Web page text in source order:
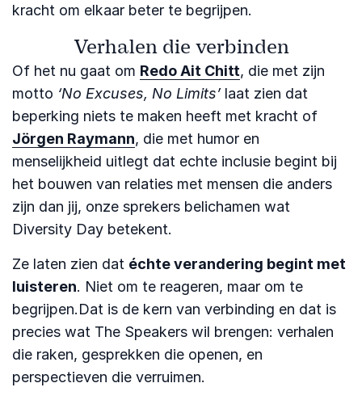
kracht om elkaar beter te begrijpen.
Verhalen die verbinden
Of het nu gaat om Redo Ait Chitt, die met zijn
motto ‘No Excuses, No Limits’laat zien dat
beperking niets te maken heeft met kracht of
Jörgen Raymann, die met humor en
menselijkheid uitlegt dat echte inclusie begint bij
het bouwen van relaties met mensen die anders
zijn dan jij, onze sprekers belichamen wat
Diversity Day betekent.
Ze laten zien dat échte verandering begint met
luisteren. Niet om te reageren, maar om te
begrijpen.Dat is de kern van verbinding en dat is
precies wat The Speakers wil brengen: verhalen
die raken, gesprekken die openen, en
perspectieven die verruimen.